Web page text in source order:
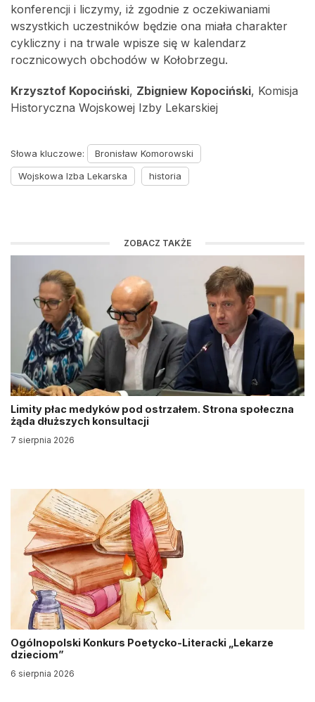
konferencji i liczymy, iż zgodnie z oczekiwaniami
wszystkich uczestników będzie ona miała charakter
cykliczny i na trwale wpisze się w kalendarz
rocznicowych obchodów w Kołobrzegu.
Krzysztof Kopociński, Zbigniew Kopociński, Komisja
Historyczna Wojskowej Izby Lekarskiej
Słowa kluczowe:
Bronisław Komorowski
Wojskowa Izba Lekarska
historia
ZOBACZ TAKŻE
Limity płac medyków pod ostrzałem. Strona społeczna
żąda dłuższych konsultacji
7 sierpnia 2026
Ogólnopolski Konkurs Poetycko-Literacki „Lekarze
dzieciom”
6 sierpnia 2026